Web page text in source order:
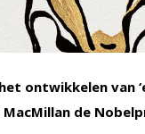
ontwikkelen van
MacMillan de